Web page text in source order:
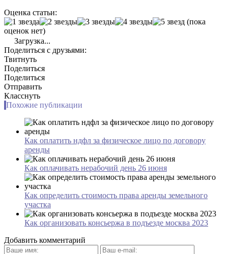
Оценка статьи:
(пока
оценок нет)
Загрузка...
Поделиться с друзьями:
Твитнуть
Поделиться
Поделиться
Отправить
Класснуть
Похожие публикации
Как оплатить ндфл за физическое лицо по договору
аренды
Как оплачивать нерабочий день 26 июня
Как определить стоимость права аренды земельного
участка
Как организовать консьержа в подъезде москва 2023
Добавить комментарий